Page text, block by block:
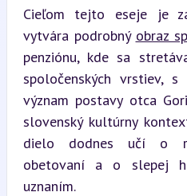
Cieľom tejto eseje je
vytvára podrobný obraz
penziónu, kde sa
spoločenských vrstiev,
význam postavy otca
slovenský kultúrny
dielo dodnes učí o
obetovaní a o slepej
uznaním.